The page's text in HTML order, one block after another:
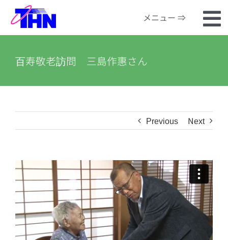
Skip
content
メニュー ⇒
河川カメラ
百寿敬老訪問 三島作惠さん
Previous Next